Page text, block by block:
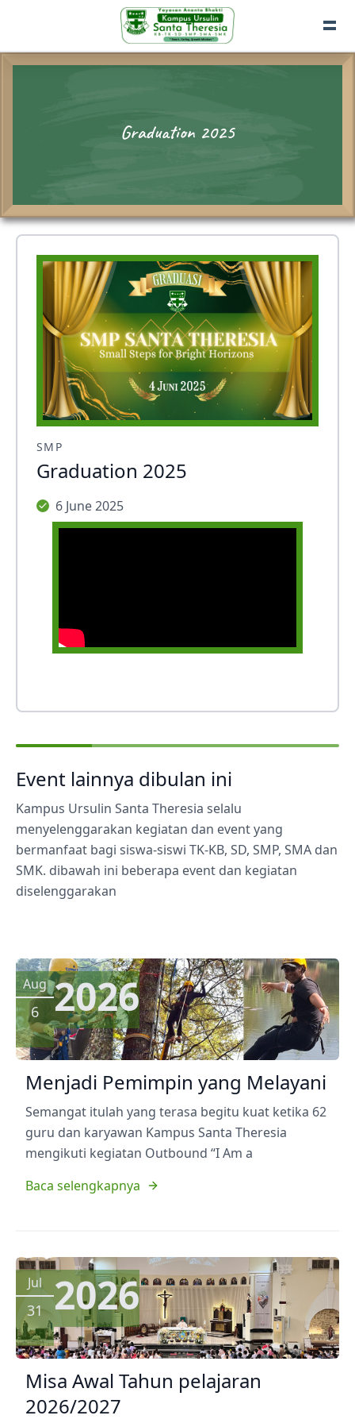
Graduation 2025
SMP
Graduation 2025
6 June 2025
Event lainnya dibulan ini
Kampus Ursulin Santa Theresia selalu
menyelenggarakan kegiatan dan event yang
bermanfaat bagi siswa-siswi TK-KB, SD, SMP, SMA dan
SMK. dibawah ini beberapa event dan kegiatan
diselenggarakan
Aug
6 2026
Menjadi Pemimpin yang Melayani
Semangat itulah yang terasa begitu kuat ketika 62
guru dan karyawan Kampus Santa Theresia
mengikuti kegiatan Outbound “I Am a
Baca selengkapnya
Jul
31 2026
Misa Awal Tahun pelajaran
2026/2027